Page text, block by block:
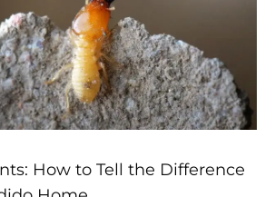
How to Tell the Difference